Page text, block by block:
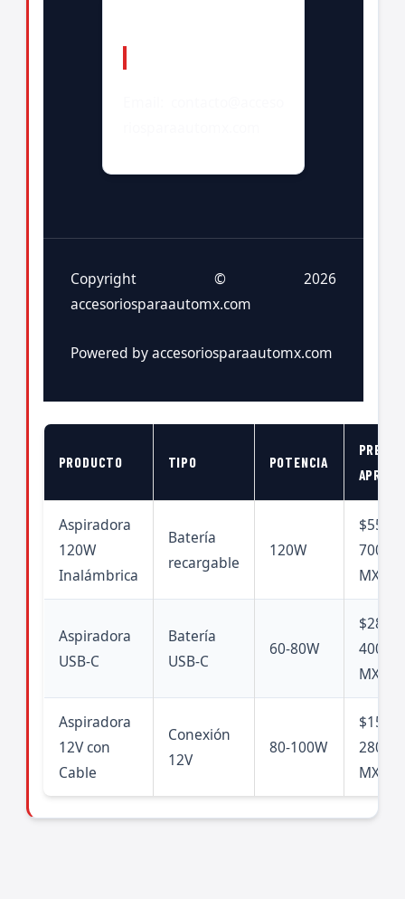
Copyright © 2026
accesoriosparaautomx.com
Powered by accesoriosparaautomx.com
PRODUCTO TIPO POTENCIA
PRECIO
APROX.
Aspiradora
120W
Inalámbrica
Batería
recargable
120W
$550-
700
MXN
Aspiradora
USB-C
Batería
USB-C
60-80W
$280-
400
MXN
Aspiradora
12V con
Cable
Conexión
12V
80-100W
$150-
280
MXN